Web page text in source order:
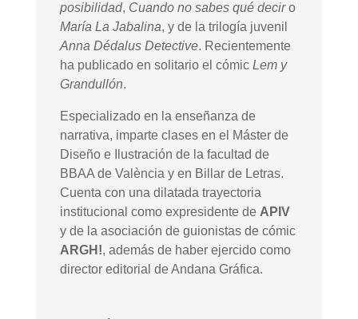
posibilidad, Cuando no sabes qué deciro
María La Jabalina, y de la trilogía juvenil
Anna Dédalus Detective. Recientemente
ha publicado en solitario el cómic Lem y
Grandullón.
Especializado en la enseñanza de
narrativa, imparte clases en el Máster de
Diseño e Ilustración de la facultad de
BBAA de València y en Billar de Letras.
Cuenta con una dilatada trayectoria
institucional como expresidente de APIV
y de la asociación de guionistas de cómic
ARGH!, además de haber ejercido como
director editorial de Andana Gráfica.